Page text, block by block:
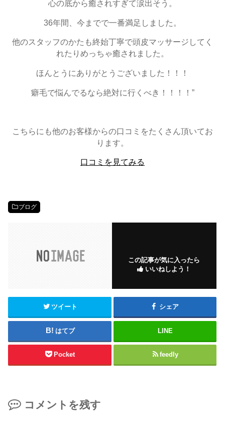
心の底から癒されすぎて涙出そう。
36年間、今までで一番満足しました。
他のスタッフのかたも終始丁寧で頭皮マッサージしてく
れたりめっちゃ癒されました。
ほんとうにありがとうございました！！！
癖毛で悩んでるなら絶対に行くべき！！！！”
こちらにも他のお客様からの口コミをたくさん頂いてお
ります。
口コミを見てみる
ブログ
この記事が気に入ったら
いいねしよう！
ツイート シェア
はてブ LINE
Pocket feedly
コメントを残す